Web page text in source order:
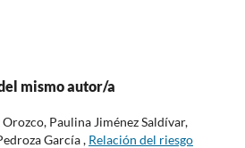
mismo autor/a
Paulina Jiménez Saldívar,
García , Relación del riesgo